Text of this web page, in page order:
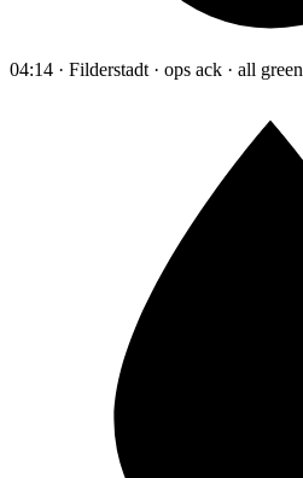
04:14 · Filderstadt · ops ack · all green